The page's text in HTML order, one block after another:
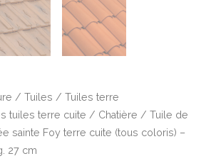
/ Tuiles / Tuiles terre
tuiles terre cuite / Chatière / Tuile de
sainte Foy terre cuite (tous coloris) –
27 cm